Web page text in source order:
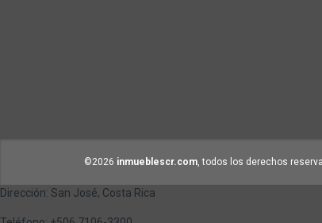
©2026 inmueblescr.com, todos los derechos
Dirección: San José, Costa Rica